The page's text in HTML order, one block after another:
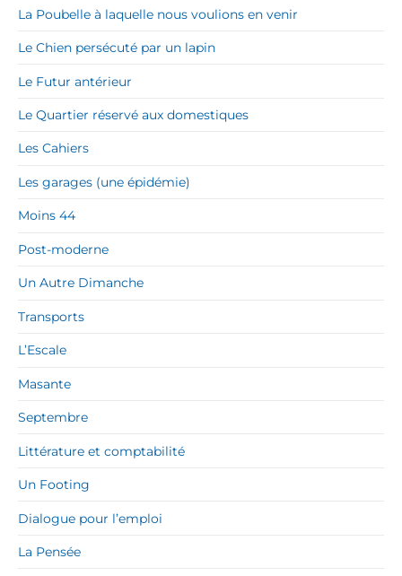
La Poubelle à laquelle nous voulions en venir
Le Chien persécuté par un lapin
Le Futur antérieur
Le Quartier réservé aux domestiques
Les Cahiers
Les garages (une épidémie)
Moins 44
Post-moderne
Un Autre Dimanche
Transports
L’Escale
Masante
Septembre
Littérature et comptabilité
Un Footing
Dialogue pour l’emploi
La Pensée